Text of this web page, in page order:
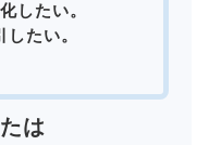
したい。
たい。
は